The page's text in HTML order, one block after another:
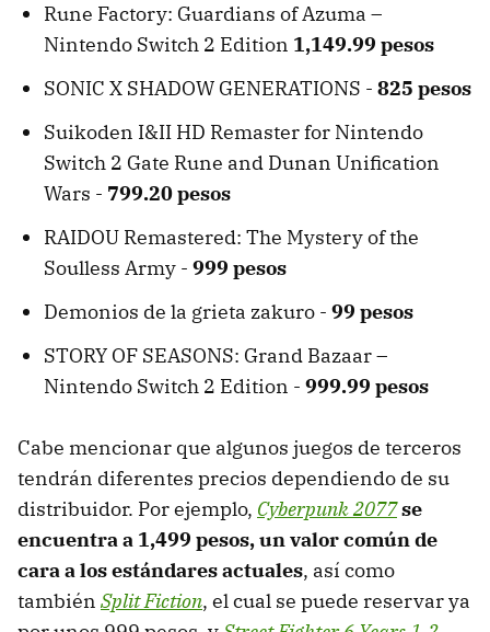
Rune Factory: Guardians of Azuma –
Nintendo Switch 2 Edition 1,149.99 pesos
SONIC X SHADOW GENERATIONS - 825 pesos
Suikoden I&II HD Remaster for Nintendo
Switch 2 Gate Rune and Dunan Unification
Wars - 799.20 pesos
RAIDOU Remastered: The Mystery of the
Soulless Army - 999 pesos
Demonios de la grieta zakuro - 99 pesos
STORY OF SEASONS: Grand Bazaar –
Nintendo Switch 2 Edition - 999.99 pesos
Cabe mencionar que algunos juegos de terceros
tendrán diferentes precios dependiendo de su
distribuidor. Por ejemplo, Cyberpunk 2077se
encuentra a 1,499 pesos, un valor común de
cara a los estándares actuales, así como
también Split Fiction, el cual se puede reservar ya